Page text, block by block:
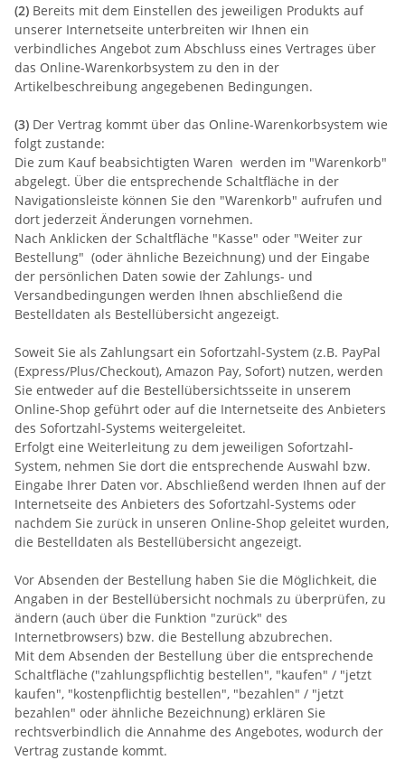
(2) Bereits mit dem Einstellen des jeweiligen Produkts auf
unserer Internetseite unterbreiten wir Ihnen ein
verbindliches Angebot zum Abschluss eines Vertrages über
das Online-Warenkorbsystem zu den in der
Artikelbeschreibung angegebenen Bedingungen.
(3) Der Vertrag kommt über das Online-Warenkorbsystem wie
folgt zustande:
Die zum Kauf beabsichtigten Waren werden im "Warenkorb"
abgelegt. Über die entsprechende Schaltfläche in der
Navigationsleiste können Sie den "Warenkorb" aufrufen und
dort jederzeit Änderungen vornehmen.
Nach Anklicken der Schaltfläche "Kasse" oder "Weiter zur
Bestellung" (oder ähnliche Bezeichnung) und der Eingabe
der persönlichen Daten sowie der Zahlungs- und
Versandbedingungen werden Ihnen abschließend die
Bestelldaten als Bestellübersicht angezeigt.
Soweit Sie als Zahlungsart ein Sofortzahl-System (z.B. PayPal
(Express/Plus/Checkout), Amazon Pay, Sofort) nutzen, werden
Sie entweder auf die Bestellübersichtsseite in unserem
Online-Shop geführt oder auf die Internetseite des Anbieters
des Sofortzahl-Systems weitergeleitet.
Erfolgt eine Weiterleitung zu dem jeweiligen Sofortzahl-
System, nehmen Sie dort die entsprechende Auswahl bzw.
Eingabe Ihrer Daten vor. Abschließend werden Ihnen auf der
Internetseite des Anbieters des Sofortzahl-Systems oder
nachdem Sie zurück in unseren Online-Shop geleitet wurden,
die Bestelldaten als Bestellübersicht angezeigt.
Vor Absenden der Bestellung haben Sie die Möglichkeit, die
Angaben in der Bestellübersicht nochmals zu überprüfen, zu
ändern (auch über die Funktion "zurück" des
Internetbrowsers) bzw. die Bestellung abzubrechen.
Mit dem Absenden der Bestellung über die entsprechende
Schaltfläche ("zahlungspflichtig bestellen", "kaufen" / "jetzt
kaufen", "kostenpflichtig bestellen", "bezahlen" / "jetzt
bezahlen" oder ähnliche Bezeichnung) erklären Sie
rechtsverbindlich die Annahme des Angebotes, wodurch der
Vertrag zustande kommt.